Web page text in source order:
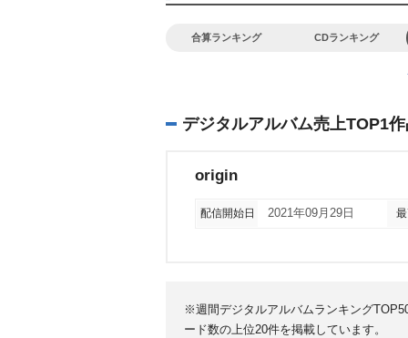
合算ランキング CDランキング
デジタルアルバム売上TOP1
origin
配信開始日 2021年09月29日
※週間デジタルアルバムランキング
ード数の上位20件を掲載しています。